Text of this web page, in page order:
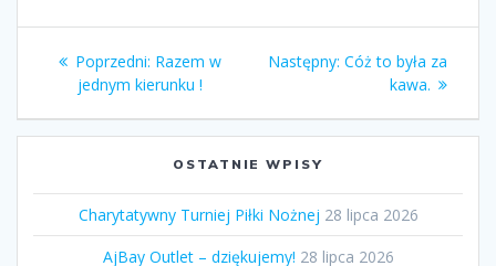
Nawigacja
wpisu
Poprzedni: Poprzedni
wpis:
Razem w
jednym kierunku !
Następny: Następny
Cóż to była za
kawa.
OSTATNIE WPISY
Charytatywny Turniej Piłki Nożnej 28 lipca 2026
AjBay Outlet – dziękujemy! 28 lipca 2026